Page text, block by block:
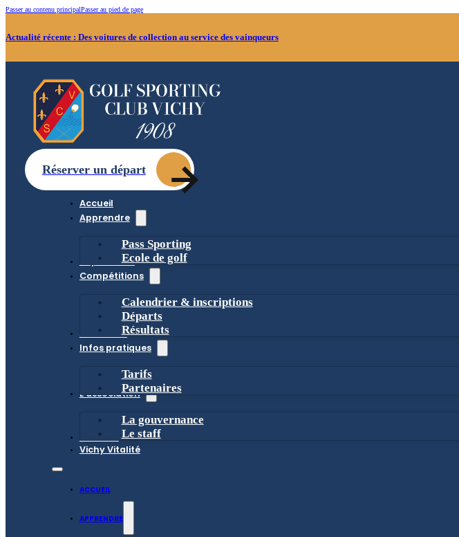
Passer au contenu principalPasser au pied de page
Actualité récente : Des voitures de collection au service des vainqueurs
Réserver un départ
Accueil
Apprendre
Pass Sporting
Ecole de golf
Le parcours
Compétitions
Calendrier & inscriptions
Départs
Résultats
Actualités
Infos pratiques
Tarifs
Partenaires
L’association
La gouvernance
Le staff
Contact
Vichy Vitalité
ACCUEIL
APPRENDRE